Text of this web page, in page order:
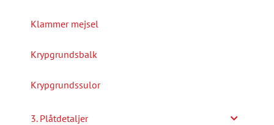
Klammer mejsel
Krypgrundsbalk
Krypgrundssulor
3. Plåtdetaljer